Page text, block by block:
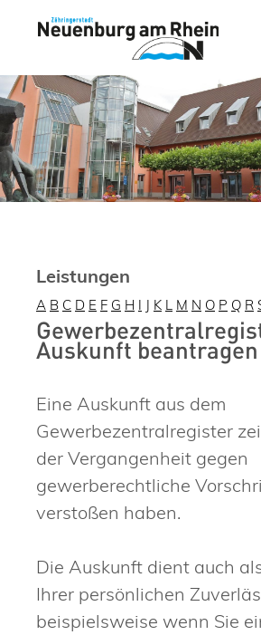
Leistungen
A B C D E F G H I J K L M N O P Q R
Auskunft beantragen
Eine Auskunft aus dem
Gewerbezentralregister
der Vergangenheit gegen
gewerberechtliche
verstoßen haben.
Die Auskunft dient auch
Ihrer persönlichen
beispielsweise wenn Sie